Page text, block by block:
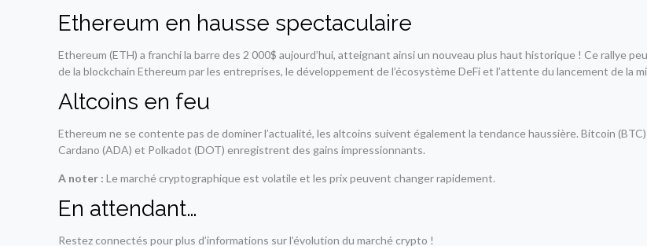
Ethereum en hausse spectaculaire
Ethereum (ETH) a franchi la barre des 2 000$ aujourd’hui, atteignant ainsi un nouveau plus haut historique ! Ce rallye
de la blockchain Ethereum par les entreprises, le développement de l’écosystème DeFi et l’attente du lancement de la
Altcoins en feu
Ethereum ne se contente pas de dominer l’actualité, les altcoins suivent également la tendance haussière. Bitcoin
Cardano (ADA) et Polkadot (DOT) enregistrent des gains impressionnants.
A noter :Le marché cryptographique est volatile et les prix peuvent changer rapidement.
En attendant…
Restez connectés pour plus d’informations sur l’évolution du marché crypto !